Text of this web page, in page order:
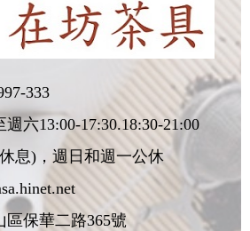
333
六13:00-17:30.18:30-21:00
息)，週日和週一公休
區保華二路365號